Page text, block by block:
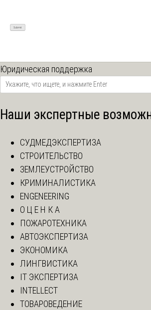
Юридическая поддержка
Наши экспертные
СУДМЕДЭКСПЕРТИЗА
СТРОИТЕЛЬСТВО
ЗЕМЛЕУСТРОЙСТВО
КРИМИНАЛИСТИКА
ENGENEERING
О Ц Е Н К А
ПОЖАРОТЕХНИКА
АВТОЭКСПЕРТИЗА
ЭКОНОМИКА
ЛИНГВИСТИКА
IT ЭКСПЕРТИЗА
INTELLECT
ТОВАРОВЕДЕНИЕ